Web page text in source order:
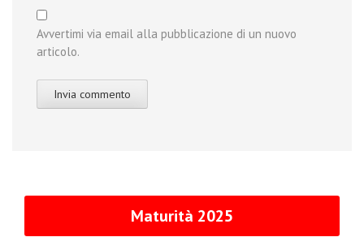
Avvertimi via email alla pubblicazione di un nuovo
articolo.
Maturità 2025